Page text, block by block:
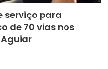
serviço para
de 70 vias nos